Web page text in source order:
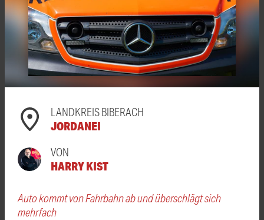
LANDKREIS BIBERACH
JORDANEI
VON
HARRY KIST
Auto kommt von Fahrbahn ab und überschlägt sich
mehrfach